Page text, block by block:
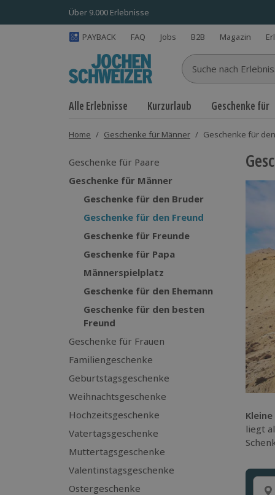
Über 9.000 Erlebnisse
PAYBACK FAQ Jobs B2B Magazin
Suche nach
Alle Erlebnisse Kurzurlaub Geschenke für
Home / Geschenke für Männer / Geschenke für
Geschenke für Paare
Geschenke für Männer
Geschenke für den Bruder
Geschenke für den Freund
Geschenke für Freunde
Geschenke für Papa
Männerspielplatz
Geschenke für den Ehemann
Geschenke für den besten
Freund
Geschenke für Frauen
Familiengeschenke
Geburtstagsgeschenke
Weihnachtsgeschenke
Hochzeitsgeschenke
Vatertagsgeschenke
Muttertagsgeschenke
Valentinstagsgeschenke
Ostergeschenke
liegt